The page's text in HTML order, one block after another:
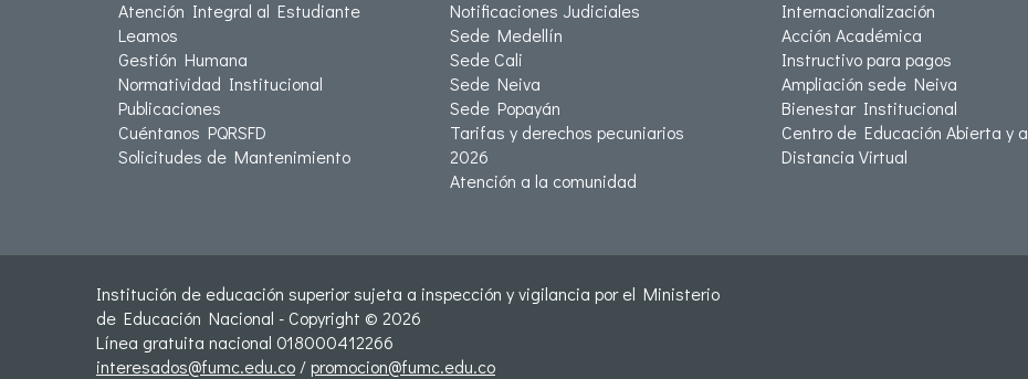
Atención Integral al Estudiante
Leamos
Gestión Humana
Normatividad Institucional
Publicaciones
Cuéntanos PQRSFD
Solicitudes de Mantenimiento
Notificaciones Judiciales
Sede Medellín
Sede Cali
Sede Neiva
Sede Popayán
Tarifas y derechos pecuniarios
2026
Atención a la comunidad
Internacionalización
Acción Académica
Instructivo para pagos
Ampliación sede Neiva
Bienestar Institucional
Centro de Educación Abierta y a
Distancia Virtual
Institución de educación superior sujeta a inspección y vigilancia por el Ministerio
de Educación Nacional - Copyright © 2026
Línea gratuita nacional 018000412266
interesados@fumc.edu.co /promocion@fumc.edu.co